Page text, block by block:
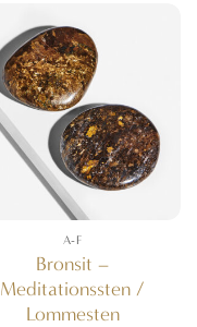
A-F
Bronsit –
Meditationssten /
Lommesten